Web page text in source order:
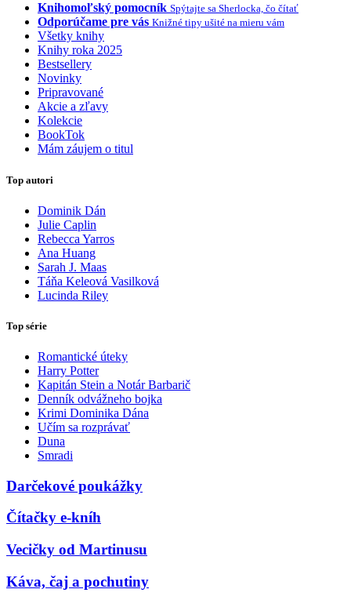
Knihomoľský pomocník Spýtajte sa Sherlocka, čo čítať
Odporúčame pre vás Knižné tipy ušité na mieru vám
Všetky knihy
Knihy roka 2025
Bestsellery
Novinky
Pripravované
Akcie a zľavy
Kolekcie
BookTok
Mám záujem o titul
Top autori
Dominik Dán
Julie Caplin
Rebecca Yarros
Ana Huang
Sarah J. Maas
Táňa Keleová Vasilková
Lucinda Riley
Top série
Romantické úteky
Harry Potter
Kapitán Stein a Notár Barbarič
Denník odvážneho bojka
Krimi Dominika Dána
Učím sa rozprávať
Duna
Smradi
Darčekové poukážky
Čítačky e-kníh
Vecičky od Martinusu
Káva, čaj a pochutiny